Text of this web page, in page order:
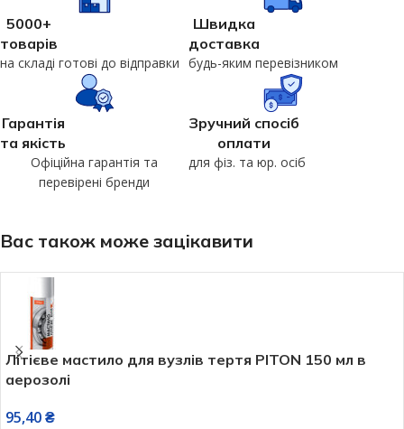
5000+
товарів
на складі готові до відправки
Швидка
доставка
будь-яким перевізником
Гарантія
та якість
Офіційна гарантія та
перевірені бренди
Зручний спосіб
оплати
для фіз. та юр. осіб
Вас також може зацікавити
Літієве мастило для вузлів тертя PITON 150 мл в
аерозолі
95,40₴